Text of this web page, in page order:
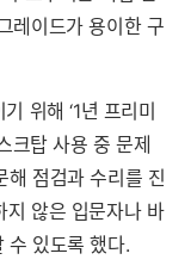
레이드가 용이한 구
위해 ‘1년 프리미
크탑 사용 중 문제
해 점검과 수리를 진
지 않은 입문자나 바
수 있도록 했다.